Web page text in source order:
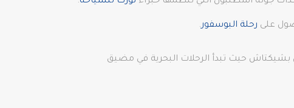
على رحلة البوسفور.
بشيكتاش حيث تبدأ الرحلات البحرية في مضيق